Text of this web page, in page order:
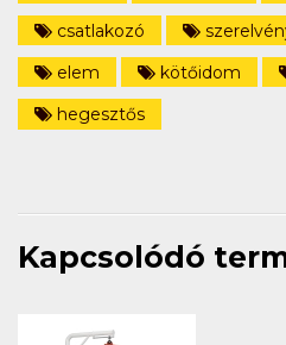
csatlakozó
elem
kötőidom
hegesztős
Kapcsolódó